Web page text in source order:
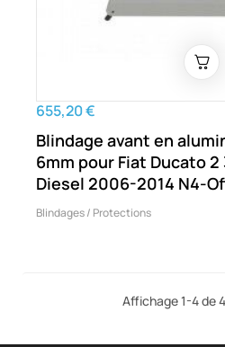
655,20 €
Blindage avant en
6mm pour Fiat Ducato 2
Diesel 2006-2014 N4-
Blindages / Protections
Affichage 1-4 de